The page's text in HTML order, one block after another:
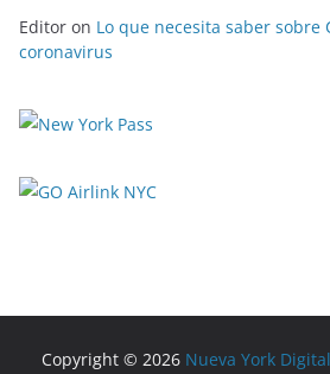
Editor on Lo que necesita saber sobre
coronavirus
Copyright © 2026 Nueva York Digital